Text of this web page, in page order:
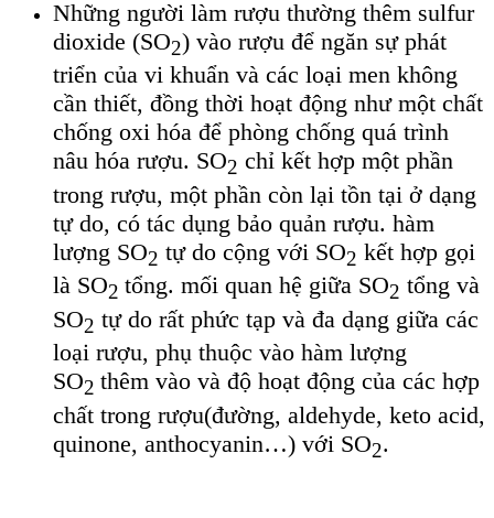
Những người làm rượu thường thêm sulfur
dioxide (SO2) vào rượu để ngăn sự phát
triển của vi khuẩn và các loại men không
cần thiết, đồng thời hoạt động như một chất
chống oxi hóa để phòng chống quá trình
nâu hóa rượu. SO2 chỉ kết hợp một phần
trong rượu, một phần còn lại tồn tại ở dạng
tự do, có tác dụng bảo quản rượu. hàm
lượng SO2 tự do cộng với SO2 kết hợp gọi
là SO2 tổng. mối quan hệ giữa SO2 tổng và
SO2 tự do rất phức tạp và đa dạng giữa các
loại rượu, phụ thuộc vào hàm lượng
SO2 thêm vào và độ hoạt động của các hợp
chất trong rượu(đường, aldehyde, keto acid,
quinone, anthocyanin…) với SO2.